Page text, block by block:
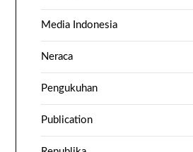
Media Indonesia
Neraca
Pengukuhan
Publication